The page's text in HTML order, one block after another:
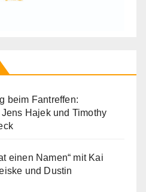
beim Fantreffen:
Hajek und Timothy
einen Namen“ mit Kai
und Dustin